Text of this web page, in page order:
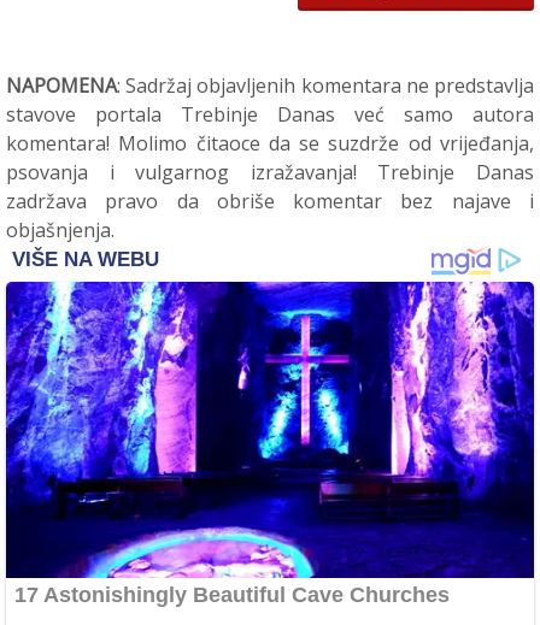
NAPOMENA: Sadržaj objavljenih komentara ne predstavlja
stavove portala Trebinje Danas već samo autora
komentara! Molimo čitaoce da se suzdrže od vrijeđanja,
psovanja i vulgarnog izražavanja! Trebinje Danas
zadržava pravo da obriše komentar bez najave i
objašnjenja.